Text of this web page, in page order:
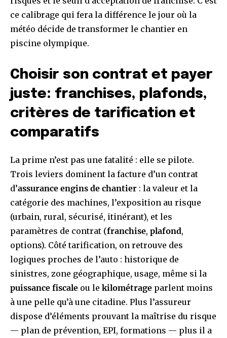
ce calibrage qui fera la différence le jour où la
météo décide de transformer le chantier en
piscine olympique.
Choisir son contrat et payer
juste: franchises, plafonds,
critères de tarification et
comparatifs
La prime n’est pas une fatalité : elle se pilote.
Trois leviers dominent la facture d’un contrat
d’assurance engins de chantier : la valeur et la
catégorie des machines, l’exposition au risque
(urbain, rural, sécurisé, itinérant), et les
paramètres de contrat (franchise, plafond,
options). Côté tarification, on retrouve des
logiques proches de l’auto : historique de
sinistres, zone géographique, usage, même si la
puissance fiscale ou le kilométrage parlent moins
à une pelle qu’à une citadine. Plus l’assureur
dispose d’éléments prouvant la maîtrise du risque
— plan de prévention, EPI, formations — plus il a